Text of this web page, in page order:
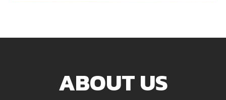
ABOUT US